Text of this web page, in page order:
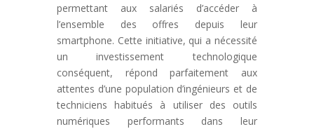
permettant aux salariés d’accéder à
l’ensemble des offres depuis leur
smartphone. Cette initiative, qui a nécessité
un investissement technologique
conséquent, répond parfaitement aux
attentes d’une population d’ingénieurs et de
techniciens habitués à utiliser des outils
numériques performants dans leur